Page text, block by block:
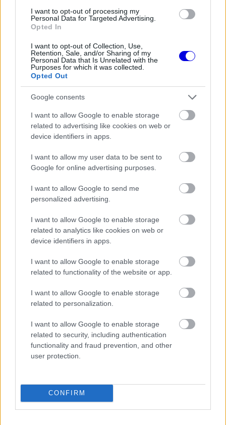
I want to opt-out of processing my
Personal Data for Targeted Advertising.
Opted In
I want to opt-out of Collection, Use,
Retention, Sale, and/or Sharing of my
Personal Data that Is Unrelated with the
Purposes for which it was collected.
Opted Out
Google consents
I want to allow Google to enable storage
related to advertising like cookies on web or
device identifiers in apps.
I want to allow my user data to be sent to
Google for online advertising purposes.
I want to allow Google to send me
personalized advertising.
I want to allow Google to enable storage
related to analytics like cookies on web or
device identifiers in apps.
I want to allow Google to enable storage
related to functionality of the website or app.
I want to allow Google to enable storage
related to personalization.
I want to allow Google to enable storage
related to security, including authentication
functionality and fraud prevention, and other
user protection.
CONFIRM
Rendkívül okos döntést hozott az
Aston Martin az F1-ben
gondoltam, milyen lehet abban a vörös
pilótafülkében ülni. Az én pilótafülkém viszont
fehér, aminek nem igazán örülök. Azt szeretném,
ha olyan vörös lenne, mint Michaelé volt. Egyszer
vissza fogom hozni a vöröset” – mondta
Hamilton.
Ferrarieredménye ugyanakkor nem a semmiből
jött. Hamilton a mostani szezonban folyamatosan
építkezett, rendszeresen ott volt a dobogóért
folyó csatában, és több pályán is felvette a
tempót Charles Leclerc-rel, Barcelonában pedig
még gyorsabbnak is bizonyult.
A győzelemhez az is kellett, hogy a Ferrari a
hosszabb etapokon kifejezetten erős legyen. Az
képest, így az eredmény mögött valós
teljesítmény állt.